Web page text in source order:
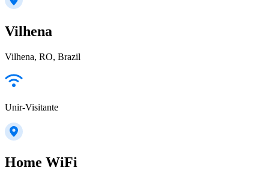
Vilhena
Vilhena, RO, Brazil
Unir-Visitante
Home WiFi